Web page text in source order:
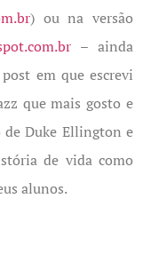
) ou na versão
– ainda
em que escrevi
que mais gosto e
Duke Ellington e
de vida como
alunos.